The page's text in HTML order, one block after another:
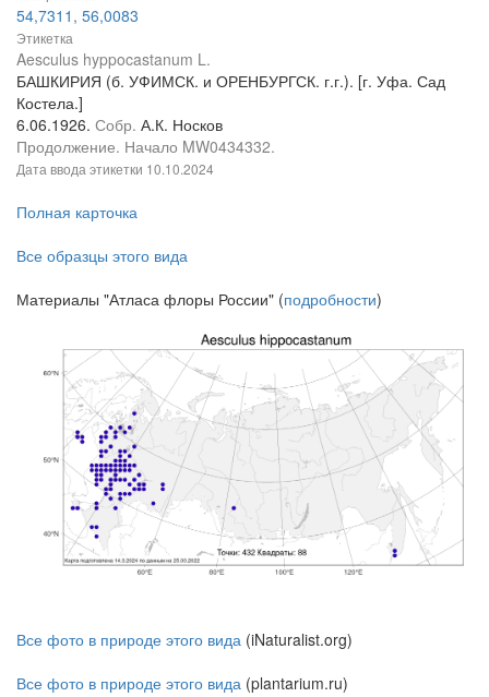
54,7311, 56,0083
Этикетка
Aesculus hyppocastanum L.
БАШКИРИЯ (б. УФИМСК. и ОРЕНБУРГСК. г.г.). [г. Уфа. Сад
Костела.]
6.06.1926. Собр. А.К. Носков
Продолжение. Начало MW0434332.
Дата ввода этикетки 10.10.2024
Полная карточка
Все образцы этого вида
Материалы "Атласа флоры России" (подробности)
Все фото в природе этого вида (iNaturalist.org)
Все фото в природе этого вида (plantarium.ru)